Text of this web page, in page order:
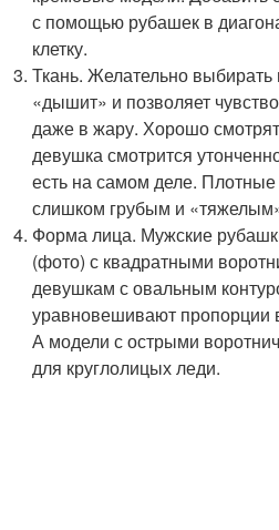
с помощью рубашек в
клетку.
Ткань. Желательно
«дышит» и позволяет
даже в жару. Хорошо
девушка смотрится
есть на самом деле.
слишком грубым и
Форма лица. Мужские
(фото) с квадратными
девушкам с овальным
уравновешивают пропорции
А модели с острыми
для круглолицых леди.